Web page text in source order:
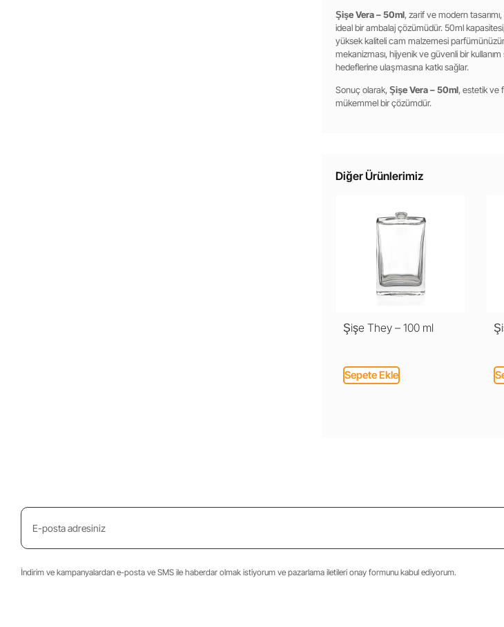
Şişe Vera – 50ml, zarif ve modern tasarımı,
ideal bir ambalaj çözümüdür. 50ml
yüksek kaliteli cam malzemesi
mekanizması, hijyenik ve güvenli bir kullanım
hedeflerine ulaşmasına katkı sağlar.
Sonuç olarak, Şişe Vera – 50ml, estetik ve
mükemmel bir çözümdür.
Diğer Ürünlerimiz
Şişe They – 100 ml
Sepete Ekle
İndirim ve kampanyalardan e-posta ve SMS ile haberdar olmak istiyorum ve pazarlama iletileri onay formunu kabul ediyorum.